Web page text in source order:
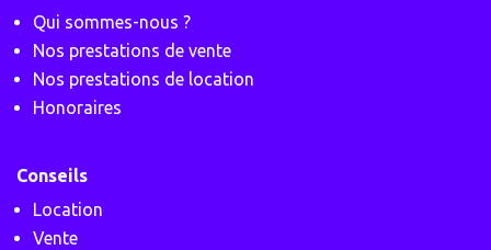
Qui sommes-nous ?
Nos prestations de vente
Nos prestations de location
Honoraires
Conseils
Location
Vente